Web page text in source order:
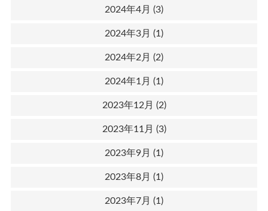
2024年4月 (3)
2024年3月 (1)
2024年2月 (2)
2024年1月 (1)
2023年12月 (2)
2023年11月 (3)
2023年9月 (1)
2023年8月 (1)
2023年7月 (1)